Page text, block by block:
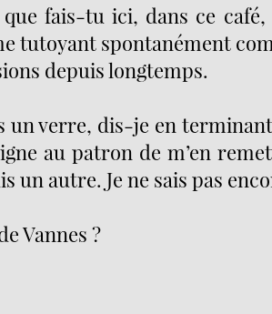
fais-tu ici, dans ce
tutoyant spontanément
depuis longtemps.
un verre, dis-je en
au patron de m’en
un autre. Je ne sais pas
Vannes ?